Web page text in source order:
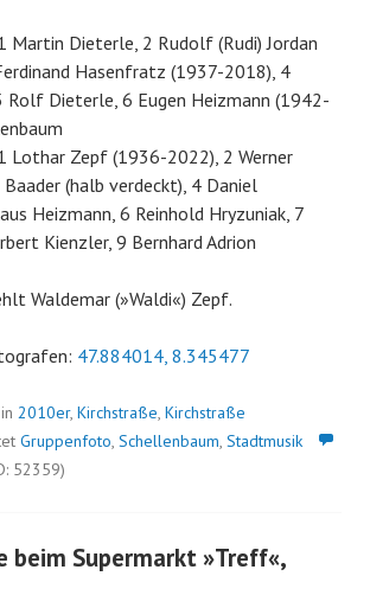
Martin Dieterle, 2 Rudolf (Rudi) Jordan
Hasenfratz (1937-2018), 4
Rolf Dieterle, 6 Eugen Heizmann (1942-
Lothar Zepf (1936-2022), 2 Werner
(halb verdeckt), 4 Daniel
Heizmann, 6 Reinhold Hryzuniak, 7
Kienzler, 9 Bernhard Adrion
Waldemar (»Waldi«) Zepf.
47.884014, 8.345477
2010er, Kirchstraße, Kirchstraße
Gruppenfoto, Schellenbaum, Stadtmusik
52359)
beim Supermarkt »Treff«,